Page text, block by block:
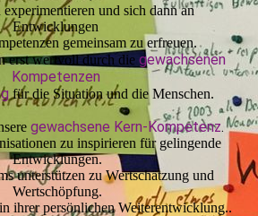
und sich dann an
Entwicklungen
gemeinsam zu erfreuen.
erst wertvoll durch die gewachsenen
Kompetenzen
für die Situation und die Menschen.
gewachsene Kern-Kompetenz.
zu inspirieren für gelingende
Entwicklungen.
unterstützen zu Wertschätzung und
Wertschöpfung.
ihrer persönlichen Weiterentwicklung..